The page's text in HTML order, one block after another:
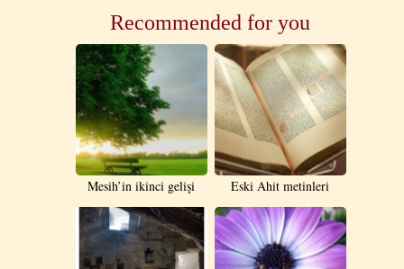
Recommended for you
Mesih’in ikinci gelişi Eski Ahit metinleri